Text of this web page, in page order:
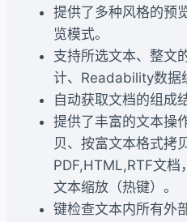
提供了多种风格的预
览模式。
支持所选文本、整文
计、Readability数据
自动获取文档的组成
提供了丰富的文本操
贝、按富文本格式拷
PDF,HTML,RTF文档
文本缩放（热键）。
键检查文本内所有外